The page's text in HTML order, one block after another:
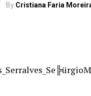
By Cristiana Faria